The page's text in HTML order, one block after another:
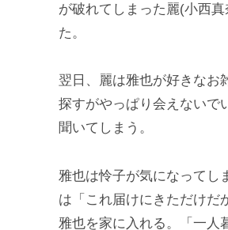
が破れてしまった麗(小西
た。
翌日、麗は雅也が好きなお
探すがやっぱり会えないで
聞いてしまう。
雅也は怜子が気になってし
は「これ届けにきただけだ
雅也を家に入れる。「一人